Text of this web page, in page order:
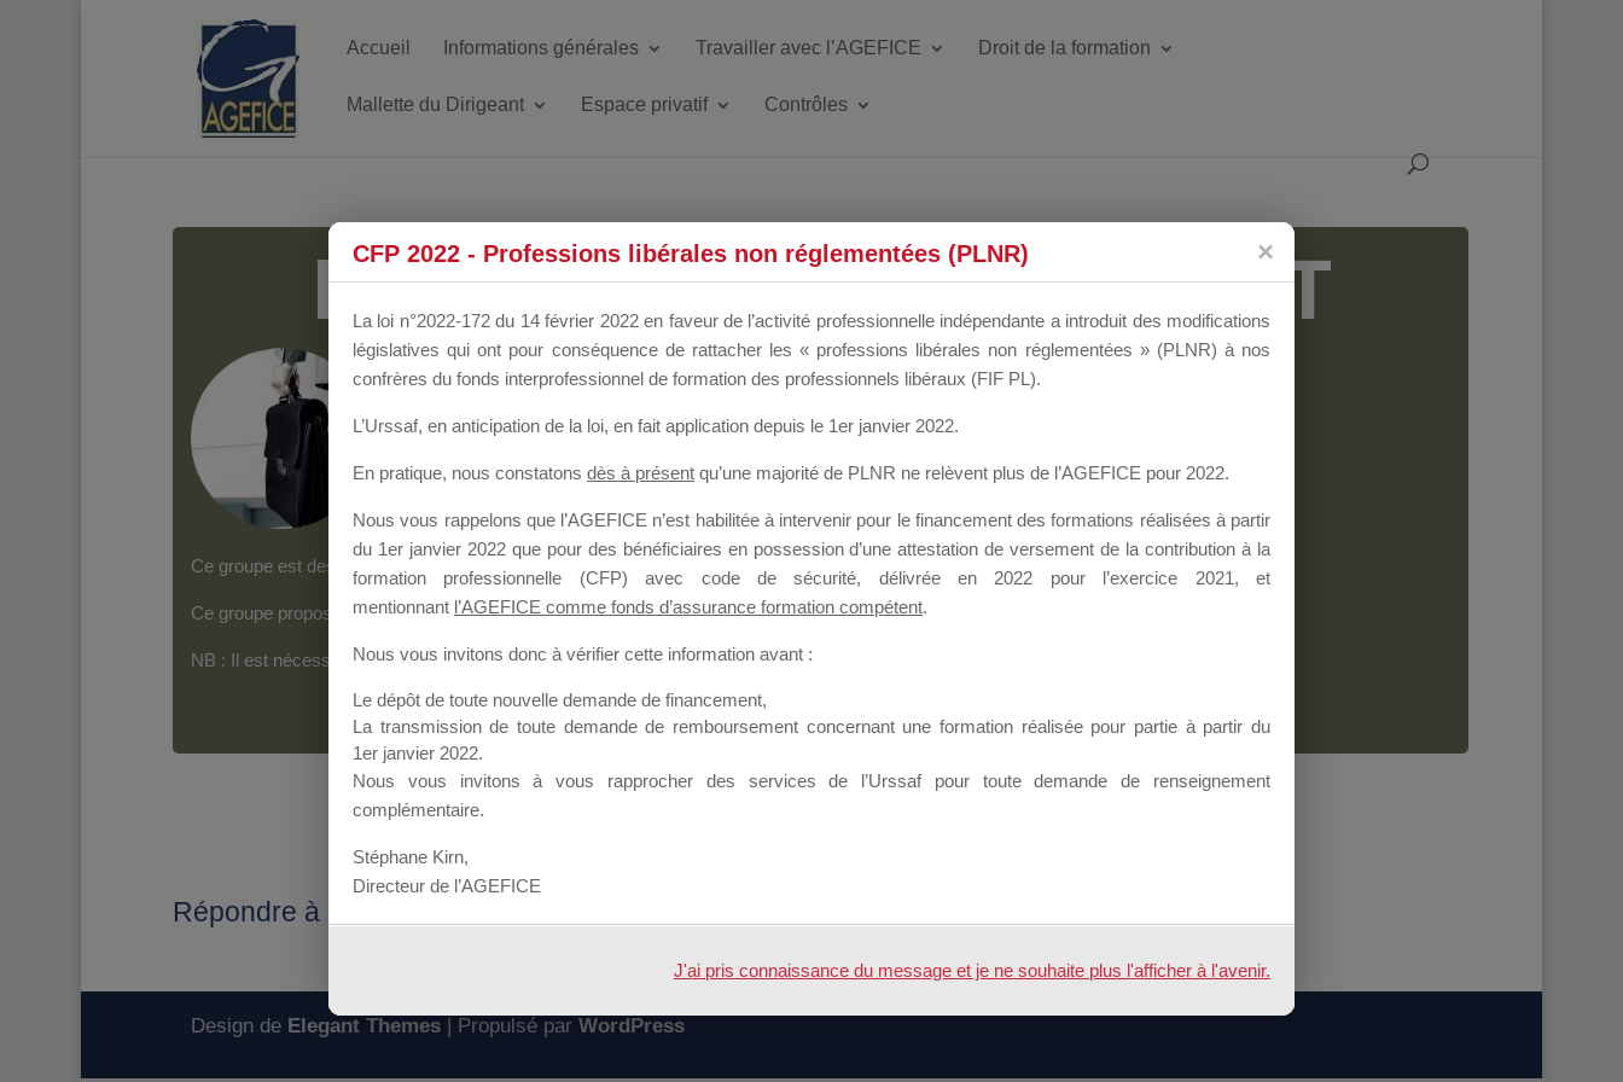
Accueil Informations générales Travailler avec l’AGEFICE Droit de la formation
Mallette du Dirigeant Espace privatif Contrôles
MALLETTE DU DIRIGEANT
Groupe Public il y a un mois
Ce groupe est destiné aux Organismes de Formation qui souhaitent répondre à l’Appel à Propositions Mallette du Dirigeant.
Ce groupe propose un forum dédié au support sur lequel il est possible de laisser un message ou poser une question.
NB : Il est nécessaire d’êtreinscrit(e)pour pouvoir rejoindre ce groupe
Répondre à : Téléchargement de la convention
Design de Elegant Themes| Propulsé par WordPress
CFP 2022 - Professions libérales non réglementées (PLNR)
La loi n°2022-172 du 14 février 2022 en faveur de l’activité professionnelle indépendante a introduit des modifications
législatives qui ont pour conséquence de rattacher les « professions libérales non réglementées » (PLNR) à nos
confrères du fonds interprofessionnel de formation des professionnels libéraux (FIF PL).
L’Urssaf, en anticipation de la loi, en fait application depuis le 1er janvier 2022.
En pratique, nous constatons dès à présent qu’une majorité de PLNR ne relèvent plus de l’AGEFICE pour 2022.
Nous vous rappelons que l’AGEFICE n’est habilitée à intervenir pour le financement des formations réalisées à partir
du 1er janvier 2022 que pour des bénéficiaires en possession d’une attestation de versement de la contribution à la
formation professionnelle (CFP) avec code de sécurité, délivrée en 2022 pour l’exercice 2021, et
mentionnant l’AGEFICE comme fonds d’assurance formation compétent.
Nous vous invitons donc à vérifier cette information avant :
Le dépôt de toute nouvelle demande de financement,
La transmission de toute demande de remboursement concernant une formation réalisée pour partie à partir du
1er janvier 2022.
Nous vous invitons à vous rapprocher des services de l’Urssaf pour toute demande de renseignement
complémentaire.
Stéphane Kirn,
Directeur de l’AGEFICE
J'ai pris connaissance du message et je ne souhaite plus l'afficher à l'avenir.